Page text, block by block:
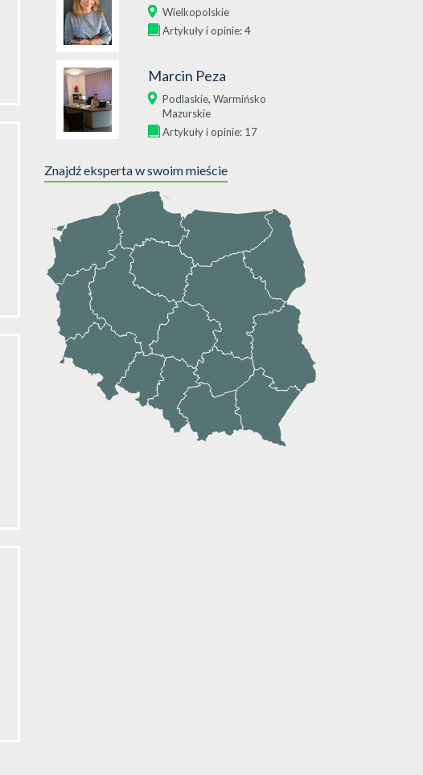
Wielkopolskie
Artykuły i opinie: 4
Marcin Peza
Podlaskie, Warmińsko
Mazurskie
Artykuły i opinie: 17
Znajdź eksperta w swoim mieście